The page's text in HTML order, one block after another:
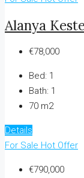
Alanya
€78,000
Bed: 1
Bath: 1
70 m2
Details
For Sale Hot Offer
€790,000